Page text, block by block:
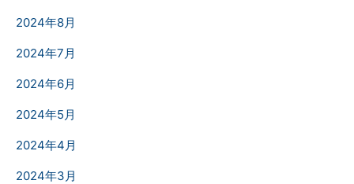
2024年8月
2024年7月
2024年6月
2024年5月
2024年4月
2024年3月